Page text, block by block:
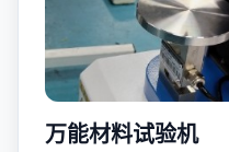
万能材料试验机